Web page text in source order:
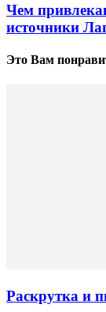
Чем
источники
Это Вам
Раскрутка и